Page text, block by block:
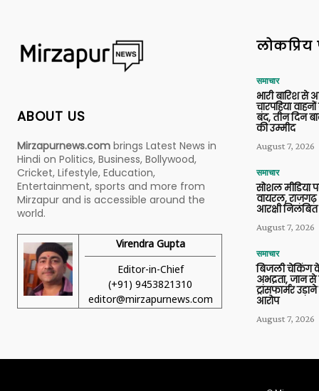
ABOUT US
Mirzapurnews.com brings Latest News in
Hindi on Politics, Business, Bollywood,
Cricket, Lifestyle, Education,
Entertainment, sports and more from
Mirzapur and is accessible around the
world.
Virendra Gupta
Editor-in-Chief
(+91) 9453821310
editor@mirzapurnews.com
लोकप्रिय
समाचार
भारी बारिश से
चारपहिया
बंद, तीन दिन
की उम्मीद
August 7, 2026
समाचार
सोशल मीडिया
वायरल,
आरक्षी निलंबित
August 7, 2026
समाचार
बिजली चेकिंग
अभद्रता, जान
ट्रांसफार्मर
आरोप
August 7, 2026